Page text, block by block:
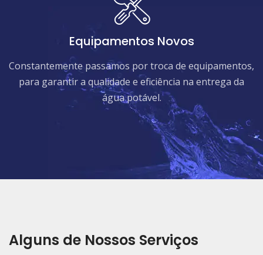
Equipamentos Novos
Constantemente passamos por troca de equipamentos,
para garantir a qualidade e eficiência na entrega da
água potável.
Alguns de Nossos Serviços